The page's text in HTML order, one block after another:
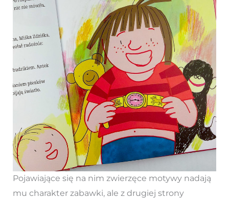
Pojawiające się na nim zwierzęce motywy nadają
mu charakter zabawki, ale z drugiej strony